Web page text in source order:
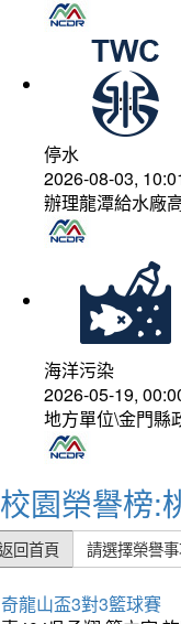
停水
2026-08-03,
辦理龍潭給水廠
海洋污染
2026-05-19,
地方單位\金門縣
校園榮譽榜:
回首頁 請選擇榮譽
龍山盃3對3籃球賽